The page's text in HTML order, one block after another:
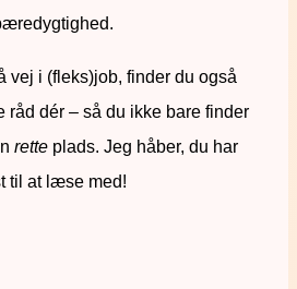
vej i (fleks)job, finder du også
råd dér – så du ikke bare finder
rette plads. Jeg håber, du har
til at læse med!